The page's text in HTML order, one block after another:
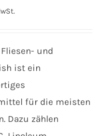
und
ist ein
für die meisten
Dazu zählen